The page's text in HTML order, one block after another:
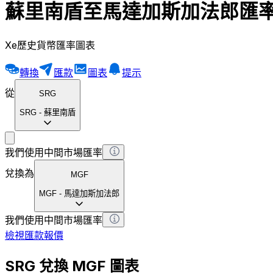
蘇里南盾至馬達加斯加法郎匯
Xe歷史貨幣匯率圖表
轉換 匯款 圖表
提示
從
SRG
SRG - 蘇里南盾
我們使用中間市場匯率
兌換為
MGF
MGF - 馬達加斯加法郎
我們使用中間市場匯率
檢視匯款報價
SRG 兌換 MGF 圖表